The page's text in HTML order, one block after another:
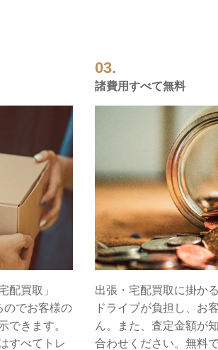
配買取」
のでお客様の
できます。
すべてトレ
03.
諸費用すべて無料
出張・宅配買取に掛か
ドライブが負担し、お
ん。また、査定金額が
合わせください。無料